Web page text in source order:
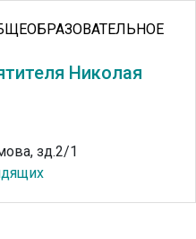
Николая
зд.2/1